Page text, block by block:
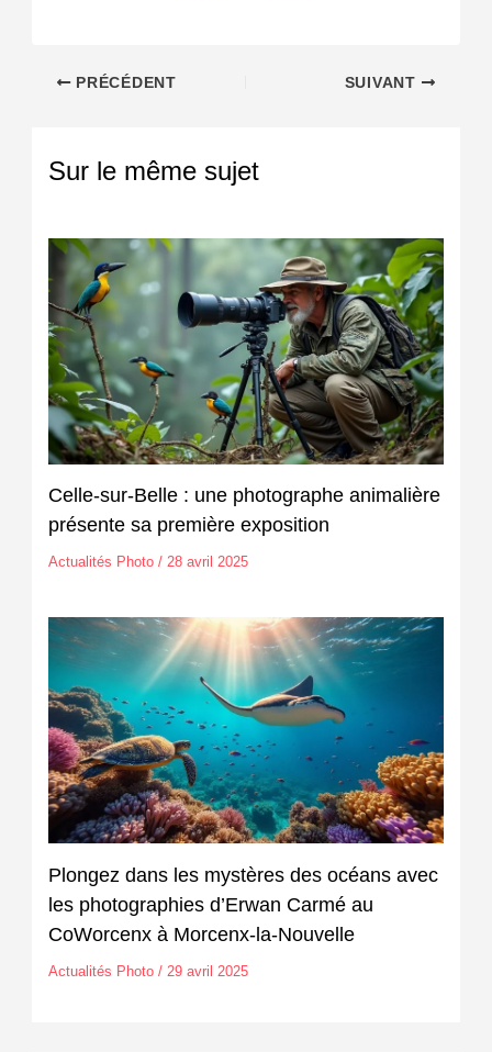
PRÉCÉDENT SUIVANT
Sur le même sujet
Celle-sur-Belle : une photographe animalière
présente sa première exposition
Actualités Photo/ 28 avril 2025
Plongez dans les mystères des océans avec
les photographies d’Erwan Carmé au
CoWorcenx à Morcenx-la-Nouvelle
Actualités Photo/ 29 avril 2025